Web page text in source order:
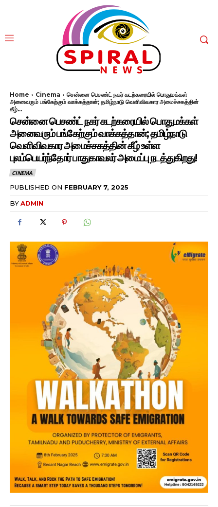
Home Cinema
சென்னை பெசண்ட் நகர் கடற்கரையில் பொதுமக்கள்
அனைவரும் பங்கேற்கும் வாக்கத்தான்; தமிழ்நாடு வெளிவிவகார அமைச்சகத்தின்
கீழ்...
சென்னை பெசண்ட் நகர் கடற்கரையில் பொதுமக்கள்
அனைவரும் பங்கேற்கும் வாக்கத்தான்; தமிழ்நாடு
வெளிவிவகார அமைச்சகத்தின் கீழ் உள்ள
புலம்பெயர்ந்தோர் பாதுகாவலர் அமைப்பு நடத்துகிறது!
CINEMA
PUBLISHED ON FEBRUARY 7, 2025
BYADMIN